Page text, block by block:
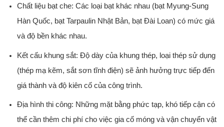
Chất liệu bạt che: Các loại bạt khác nhau (bạt Myung-Sung
Hàn Quốc, bạt Tarpaulin Nhật Bản, bạt Đài Loan) có mức giá
và độ bền khác nhau.
Kết cấu khung sắt: Độ dày của khung thép, loại thép sử dụng
(thép mạ kẽm, sắt sơn tĩnh điện) sẽ ảnh hưởng trực tiếp đến
giá thành và độ kiên cố của công trình.
Địa hình thi công: Những mặt bằng phức tạp, khó tiếp cận có
thể cần thêm chi phí cho việc gia cố móng và vận chuyển vật